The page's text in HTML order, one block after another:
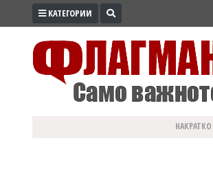
ПРОМО
КАТЕГОРИИ
НАКРАТКО